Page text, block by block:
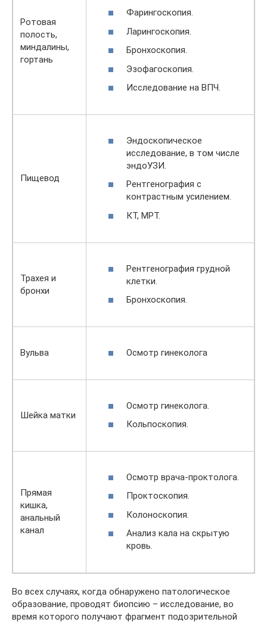
Ротовая
полость,
миндалины,
гортань
Фарингоскопия.
Ларингоскопия.
Бронхоскопия.
Эзофагоскопия.
Исследование на ВПЧ.
Пищевод
Эндоскопическое
исследование, в том числе
эндоУЗИ.
Рентгенография с
контрастным усилением.
КТ, МРТ.
Трахея и
бронхи
Рентгенография грудной
клетки.
Бронхоскопия.
Вульва Осмотр гинеколога
Шейка матки
Осмотр гинеколога.
Кольпоскопия.
Прямая
кишка,
анальный
канал
Осмотр врача-проктолога.
Проктоскопия.
Колоноскопия.
Анализ кала на скрытую
кровь.
Во всех случаях, когда обнаружено патологическое
образование, проводят биопсию – исследование, во
время которого получают фрагмент подозрительной